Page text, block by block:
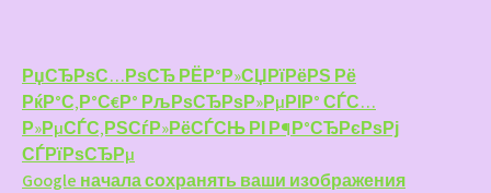
Навигация
по
записям
РџСЂРѕС…РѕСЂ РЁР°Р»СЏРїРёРЅ Рё
РќР°С‚Р°С€Р° РљРѕСЂРѕР»РµРІР° СЃС…
Р»РµСЃС‚РЅСѓР»РёСЃСЊ РІ Р¶Р°СЂРєРѕРј
СЃРїРѕСЂРµ
Google начала сохранять ваши изображения